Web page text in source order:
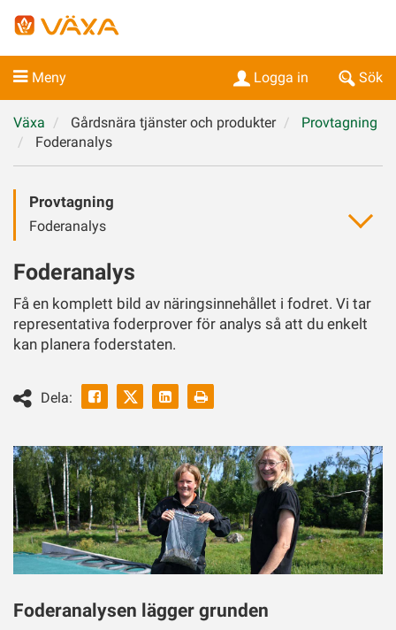
Meny Sök
Logga in
Växa Gårdsnära tjänster och produkter
Provtagning
Foderanalys
Provtagning
Foderanalys
Foderanalys
Få en komplett bild av näringsinnehållet i fodret. Vi tar
representativa foderprover för analys så att du enkelt
kan planera foderstaten.
Dela:
Facebook LinkedinSkriv
Foderanalysen lägger grunden